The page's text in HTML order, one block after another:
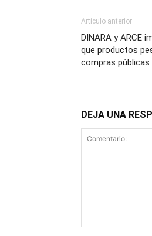
Artículo anterior
DINARA y ARCE
que productos
compras públicas
DEJA UNA